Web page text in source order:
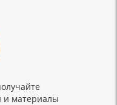
и материалы